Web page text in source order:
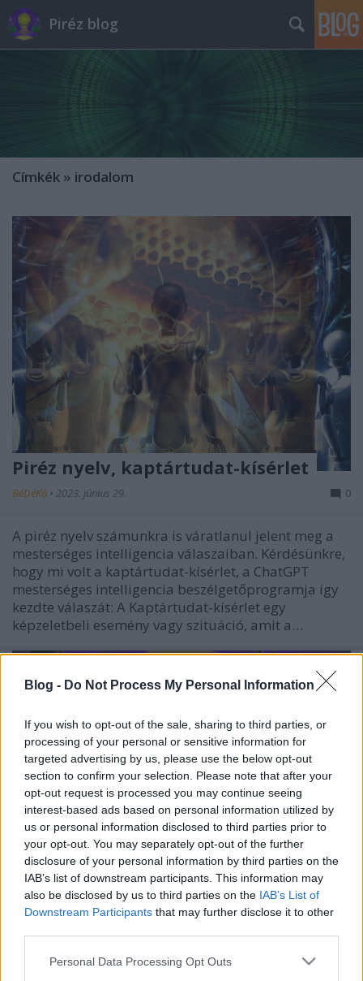
Blog - Do Not Process My Personal Information
If you wish to opt-out of the sale, sharing to third parties, or
processing of your personal or sensitive information for
targeted advertising by us, please use the below opt-out
section to confirm your selection. Please note that after your
opt-out request is processed you may continue seeing
interest-based ads based on personal information utilized by
us or personal information disclosed to third parties prior to
your opt-out. You may separately opt-out of the further
disclosure of your personal information by third parties on the
IAB’s list of downstream participants. This information may
also be disclosed by us to third parties on the IAB’s List of
Downstream Participants that may further disclose it to other
Please note that this website/app uses one or more Google
Personal Data Processing Opt Outs
Piréz blog
Címkék » irodalom
Piréz nyelv, kaptártudat-kísérlet
BéDéKá • 2023. június 29. 0
A piréz nyelv számunkra is váratlanul jelent meg a
mesterséges intelligencia válaszaiban. Kérdésünkre,
hogy mi volt a kaptártudat-kísérlet, a ChatGPT
mesterséges intelligencia beszélgetőprogramja így
kezdte válaszát: A Kaptártudat-kísérlet egy
képzeletbeli esemény vagy szituáció, amit a…
A pirézzé válás mint művészeti
performansz